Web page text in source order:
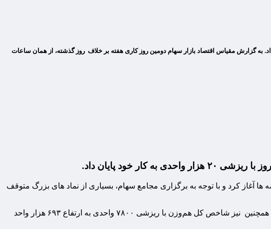
شاخص کل بورس در پایان معاملات امروز با ریزشی ۲۰ هزار واحدی به کار خود پایان داد. به گزارش مقیاس اقتصاد بازار سهام دومین روز کاری هفته بر خلاف روز گذشته، از همان ساعات
خود پایان داد.
آغاز کرد و با توجه به برگزاری مجامع سهام، بسیاری از نماد های بزرگ متوقف
بنابراین در پایان معاملات امروز شاخص کل بورس اوراق بهادار با ریزشی ۲۰هزار واحدی به ۲ میلیون و ۱۷۲ هزار واحد رسید. همچنین نیز شاخص کل هم‌وزن با ریزشی ۷۸۰۰ واحدی به ارتفاع ۶۹۳ هزار واحد